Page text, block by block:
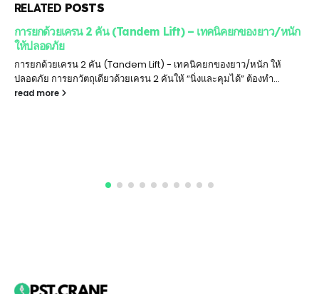
RELATED POSTS
การยกด้วยเครน 2 คัน (Tandem Lift) – เทคนิคยกของยาว/หนัก
ให้ปลอดภัย
การยกด้วยเครน 2 คัน (Tandem Lift) - เทคนิคยกของยาว/หนัก ให้
ปลอดภัย การยกวัตถุเดียวด้วยเครน 2 คันให้ “นิ่งและคุมได้” ต้องทำ...
read more